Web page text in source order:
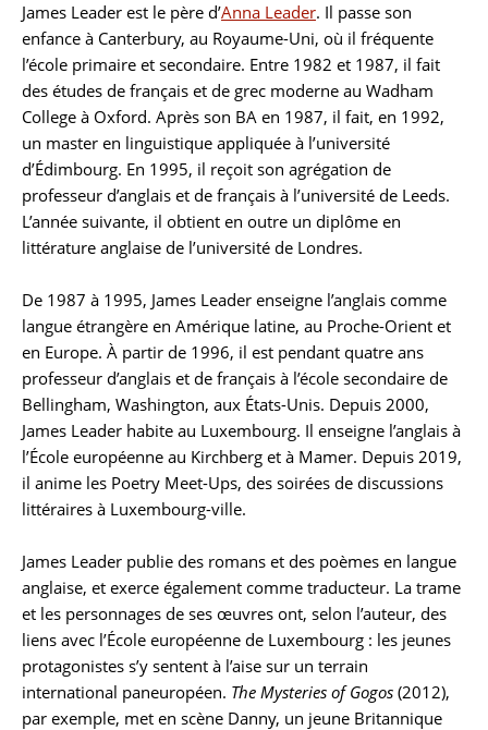
Biographie
James Leader est le père d’Anna Leader. Il passe son
enfance à Canterbury, au Royaume-Uni, où il fréquente
l’école primaire et secondaire. Entre 1982 et 1987, il fait
des études de français et de grec moderne au Wadham
College à Oxford. Après son BA en 1987, il fait, en 1992,
un master en linguistique appliquée à l’université
d’Édimbourg. En 1995, il reçoit son agrégation de
professeur d’anglais et de français à l’université de Leeds.
L’année suivante, il obtient en outre un diplôme en
littérature anglaise de l’université de Londres.
De 1987 à 1995, James Leader enseigne l’anglais comme
langue étrangère en Amérique latine, au Proche-Orient et
en Europe. À partir de 1996, il est pendant quatre ans
professeur d’anglais et de français à l’école secondaire de
Bellingham, Washington, aux États-Unis. Depuis 2000,
James Leader habite au Luxembourg. Il enseigne l’anglais à
l’École européenne au Kirchberg et à Mamer. Depuis 2019,
il anime les Poetry Meet-Ups, des soirées de discussions
littéraires à Luxembourg-ville.
James Leader publie des romans et des poèmes en langue
anglaise, et exerce également comme traducteur. La trame
et les personnages de ses œuvres ont, selon l’auteur, des
liens avec l’École européenne de Luxembourg : les jeunes
protagonistes s’y sentent à l’aise sur un terrain
international paneuropéen. The Mysteries of Gogos (2012),
par exemple, met en scène Danny, un jeune Britannique